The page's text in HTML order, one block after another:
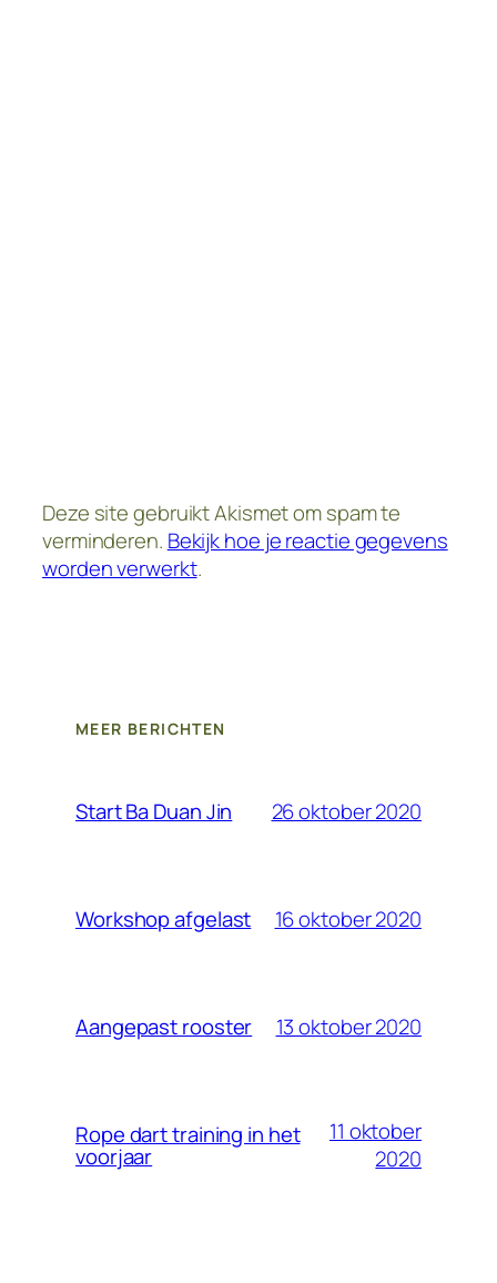
Deze site gebruikt Akismet om spam te
verminderen. Bekijk hoe je reactie gegevens
worden verwerkt.
MEER BERICHTEN
Start Ba Duan Jin 26 oktober 2020
Workshop afgelast 16 oktober 2020
Aangepast rooster 13 oktober 2020
Rope dart training in het
voorjaar
11 oktober
2020